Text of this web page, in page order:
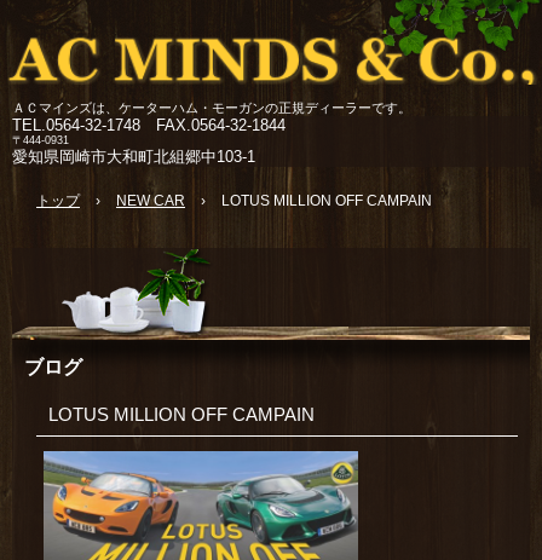
ＡＣマインズは、ケーターハム・モーガンの正規ディーラーです。
TEL.0564-32-1748 FAX.0564-32-1844
〒444-0931
愛知県岡崎市大和町北組郷中103-1
トップ › NEW CAR › LOTUS MILLION OFF CAMPAIN
ブログ
LOTUS MILLION OFF CAMPAIN